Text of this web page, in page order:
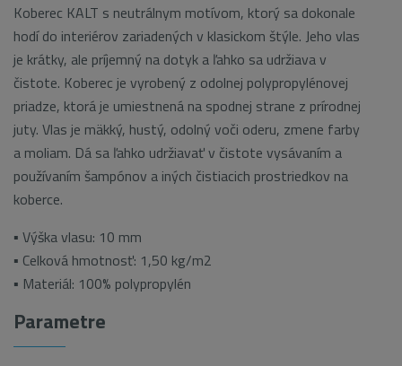
Koberec KALT s neutrálnym motívom, ktorý sa dokonale
hodí do interiérov zariadených v klasickom štýle. Jeho vlas
je krátky, ale príjemný na dotyk a ľahko sa udržiava v
čistote. Koberec je vyrobený z odolnej polypropylénovej
priadze, ktorá je umiestnená na spodnej strane z prírodnej
juty. Vlas je mäkký, hustý, odolný voči oderu, zmene farby
a moliam. Dá sa ľahko udržiavať v čistote vysávaním a
používaním šampónov a iných čistiacich prostriedkov na
koberce.
▪ Výška vlasu: 10 mm
▪ Celková hmotnosť: 1,50 kg/m2
▪ Materiál: 100% polypropylén
Parametre